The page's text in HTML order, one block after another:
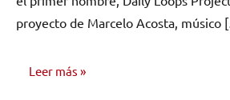
proyecto de Marcelo Acosta, músico
Leer más